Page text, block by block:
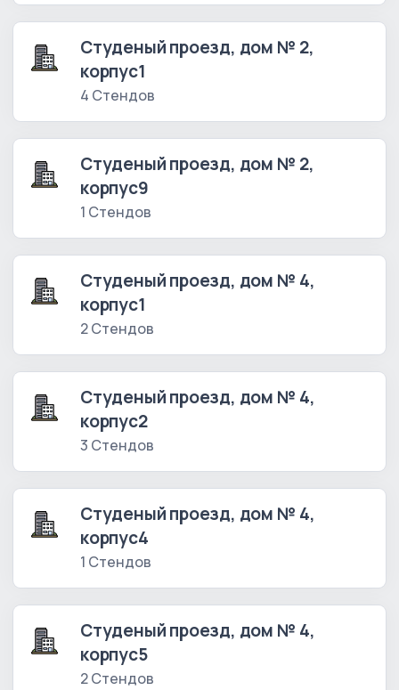
Студеный проезд, дом № 2,
корпус1
4 Стендов
Студеный проезд, дом № 2,
корпус9
1 Стендов
Студеный проезд, дом № 4,
корпус1
2 Стендов
Студеный проезд, дом № 4,
корпус2
3 Стендов
Студеный проезд, дом № 4,
корпус4
1 Стендов
Студеный проезд, дом № 4,
корпус5
2 Стендов